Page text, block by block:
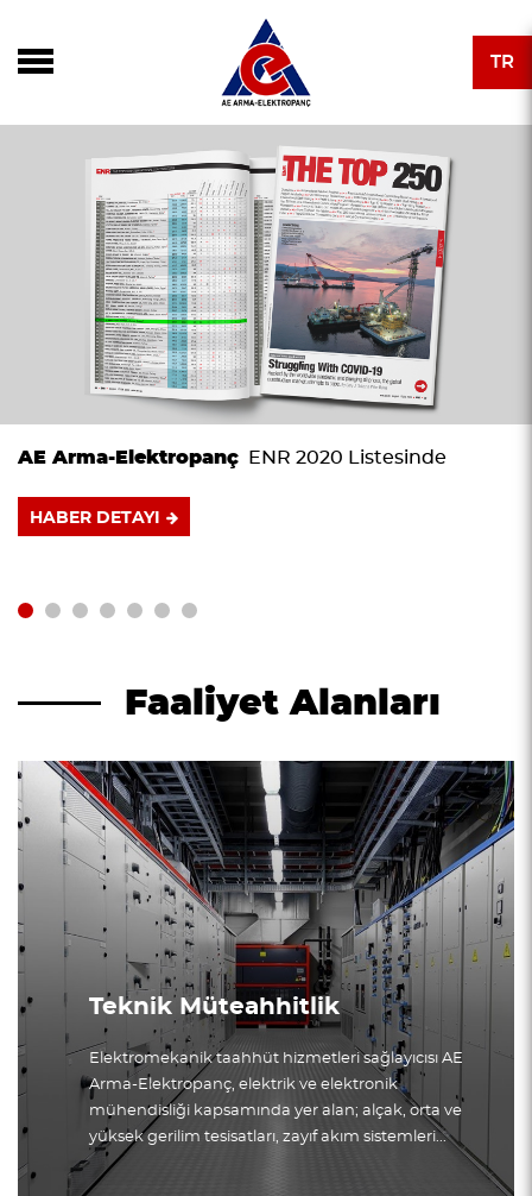
TR
AE Arma-Elektropanç ENR 2020 Listesinde
HABER DETAYI
Faaliyet Alanları
Teknik Müteahhitlik
Elektromekanik taahhüt hizmetleri sağlayıcısı AE
Arma-Elektropanç, elektrik ve elektronik
mühendisliği kapsamında yer alan; alçak, orta ve
yüksek gerilim tesisatları, zayıf akım sistemleri...